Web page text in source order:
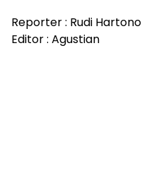
Reporter : Rudi Hartono
Editor : Agustian